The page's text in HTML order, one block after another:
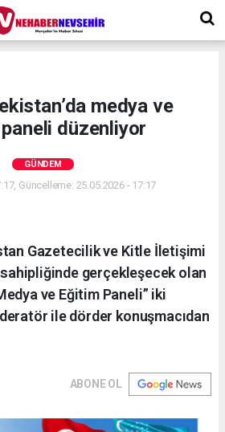
medya ve
düzenliyor
GÜNDEM
Güncelleme: 25.05.2026 - 17:17
Gazetecilik ve Kitle İletişimi
gerçekleşecek olan
ve Eğitim Paneli” iki
ile dörder konuşmacıdan
ABONE OL